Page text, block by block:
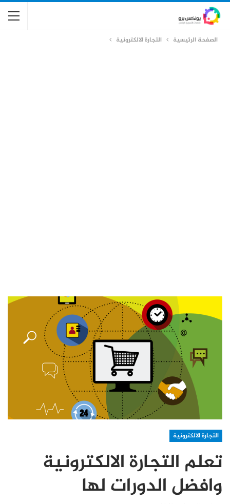
الصفحة الرئيسية التجارة الالكترونية
التجارة الالكترونية
تعلم التجارة الالكترونية
وافضل الدورات لها